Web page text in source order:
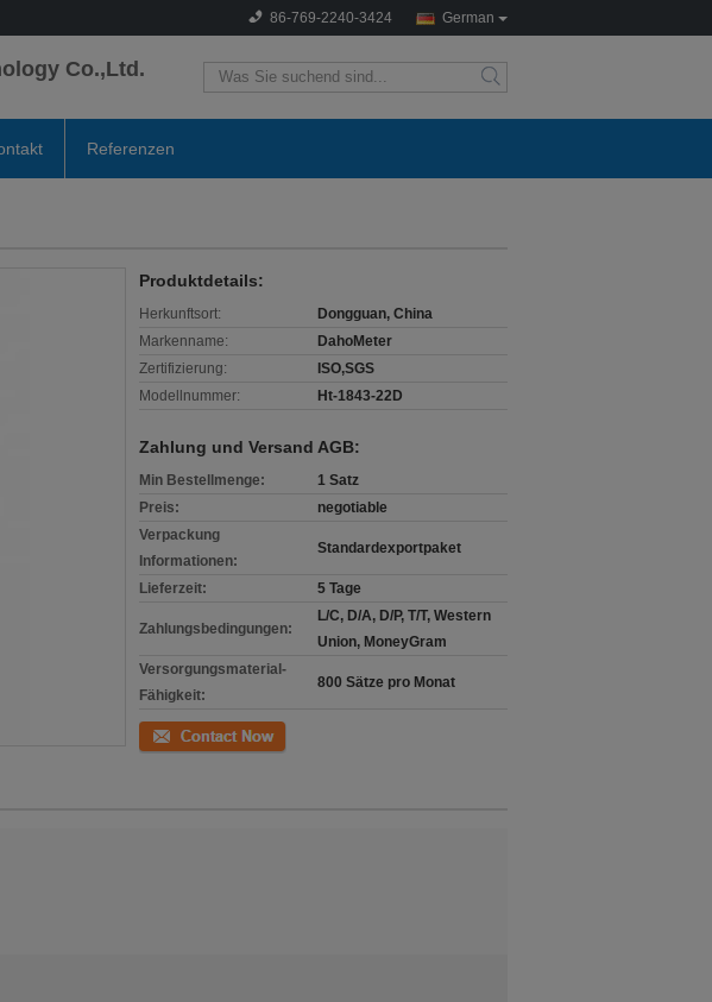
German
86-769-2240-3424
Co.,Ltd.
search
Referenzen
Produktdetails:
Herkunftsort:
Dongguan, China
Markenname:
DahoMeter
Zertifizierung:
ISO,SGS
Modellnummer:
Ht-1843-22D
Zahlung und Versand AGB:
Min Bestellmenge:
1 Satz
Preis:
negotiable
Verpackung
Informationen:
Standardexportpaket
Lieferzeit: 5 Tage
Zahlungsbedingungen:
L/C, D/A, D/P, T/T, Western
Union, MoneyGram
Versorgungsmaterial-
Fähigkeit:
800 Sätze pro Monat
Kontakt